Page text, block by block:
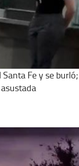
Fe y se